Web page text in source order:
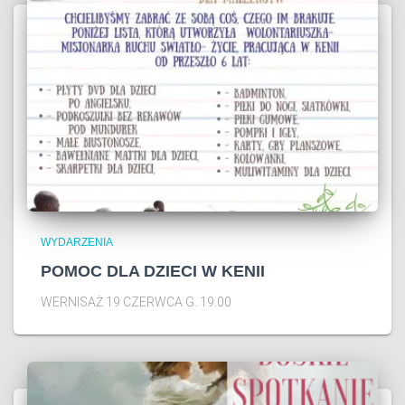
WYDARZENIA
POMOC DLA DZIECI W KENII
WERNISAŻ 19 CZERWCA G. 19.00